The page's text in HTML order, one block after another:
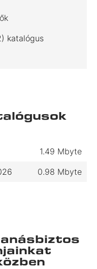
katalógus
1.49 Mbyte
0.98 Mbyte